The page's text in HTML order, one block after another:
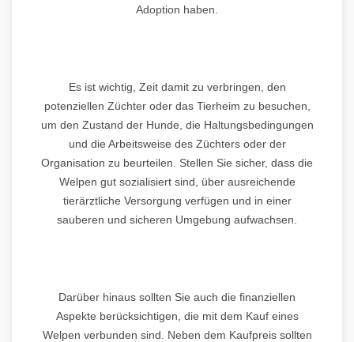
Adoption haben.
Es ist wichtig, Zeit damit zu verbringen, den
potenziellen Züchter oder das Tierheim zu besuchen,
um den Zustand der Hunde, die Haltungsbedingungen
und die Arbeitsweise des Züchters oder der
Organisation zu beurteilen. Stellen Sie sicher, dass die
Welpen gut sozialisiert sind, über ausreichende
tierärztliche Versorgung verfügen und in einer
sauberen und sicheren Umgebung aufwachsen.
Darüber hinaus sollten Sie auch die finanziellen
Aspekte berücksichtigen, die mit dem Kauf eines
Welpen verbunden sind. Neben dem Kaufpreis sollten